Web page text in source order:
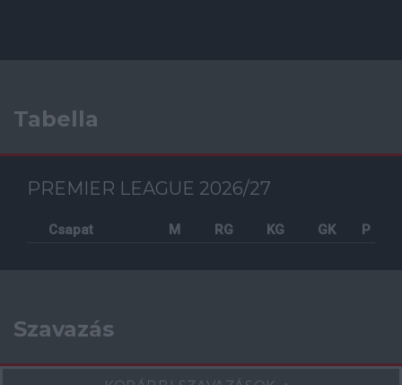
Tabella
PREMIER LEAGUE 2026/27
Csapat M RG KG GK P
Szavazás